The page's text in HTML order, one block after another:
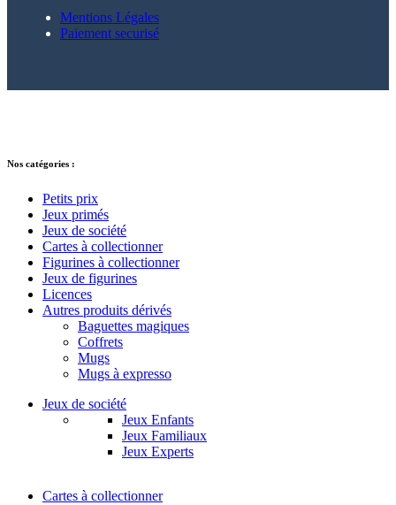
Mentions Légales
Paiement securisé
Nos catégories :
Petits prix
Jeux primés
Jeux de société
Cartes à collectionner
Figurines à collectionner
Jeux de figurines
Licences
Autres produits dérivés
Baguettes magiques
Coffrets
Mugs
Mugs à expresso
Jeux de société
Jeux Enfants
Jeux Familiaux
Jeux Experts
Cartes à collectionner